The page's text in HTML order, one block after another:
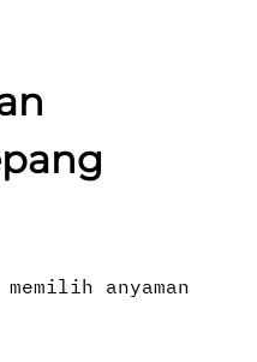
anyaman